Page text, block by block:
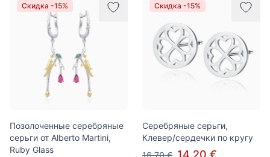
Скидка -15%
Позолоченные серебряные
серьги от Alberto Martini,
Ruby Glass
Скидка -15%
Серебряные серьги,
Клевер/сердечки по кругу
16.70 € 14.20 €